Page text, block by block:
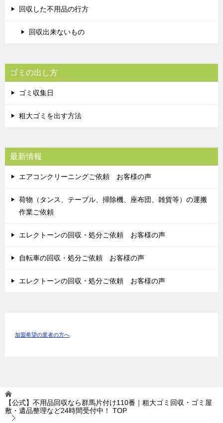
回収した不用品の行方
回収出来ないもの
ゴミの出し方
ゴミ収集日
粗大ゴミを出す方法
最新情報
エアコンクリーニングご依頼 お客様の声
荷物（タンス、テーブル、掃除機、座布団、雑貨等）の運搬
作業ご依頼
エレクトーンの回収・処分ご依頼 お客様の声
自転車の回収・処分ご依頼 お客様の声
エレクトーンの回収・処分ご依頼 お客様の声
加盟希望の業者の方へ
【公式】不用品回収なら群馬片付け110番｜粗大ゴミ回収・ゴミ屋
敷・遺品整理など24時間受付中！
TOP